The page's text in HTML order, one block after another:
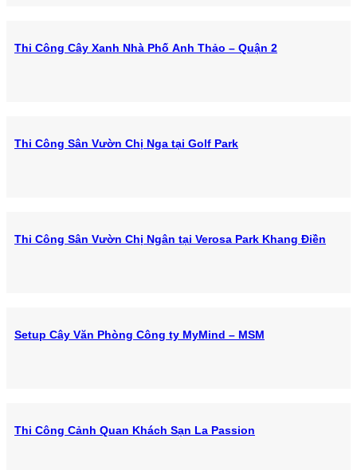
Thi Công Cây Xanh Nhà Phố Anh Thảo – Quận 2
Thi Công Sân Vườn Chị Nga tại Golf Park
Thi Công Sân Vườn Chị Ngân tại Verosa Park Khang Điền
Setup Cây Văn Phòng Công ty MyMind – MSM
Thi Công Cảnh Quan Khách Sạn La Passion